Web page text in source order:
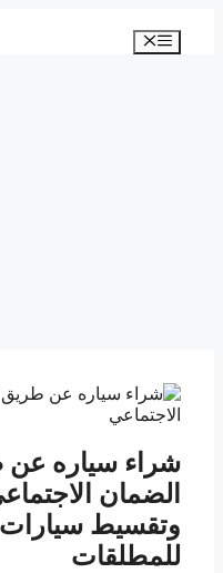
المحتوى
القائمة
شراء سياره
وتقسيط سيارات
للمطلقات